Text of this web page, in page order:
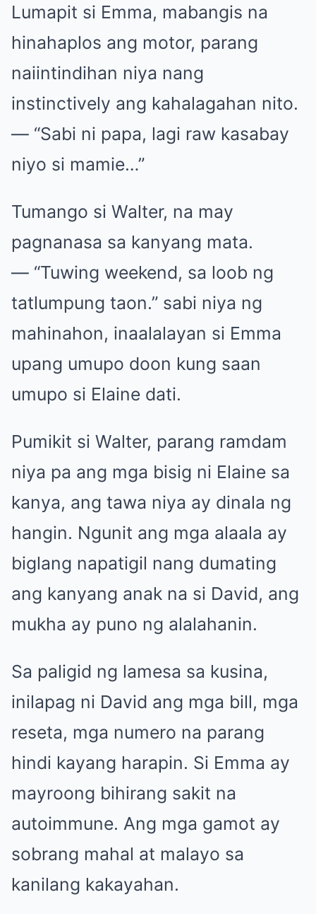
Lumapit si Emma, mabangis na
hinahaplos ang motor, parang
naiintindihan niya nang
instinctively ang kahalagahan nito.
— “Sabi ni papa, lagi raw kasabay
niyo si mamie…”
Tumango si Walter, na may
pagnanasa sa kanyang mata.
— “Tuwing weekend, sa loob ng
tatlumpung taon.” sabi niya ng
mahinahon, inaalalayan si Emma
upang umupo doon kung saan
umupo si Elaine dati.
Pumikit si Walter, parang ramdam
niya pa ang mga bisig ni Elaine sa
kanya, ang tawa niya ay dinala ng
hangin. Ngunit ang mga alaala ay
biglang napatigil nang dumating
ang kanyang anak na si David, ang
mukha ay puno ng alalahanin.
Sa paligid ng lamesa sa kusina,
inilapag ni David ang mga bill, mga
reseta, mga numero na parang
hindi kayang harapin. Si Emma ay
mayroong bihirang sakit na
autoimmune. Ang mga gamot ay
sobrang mahal at malayo sa
kanilang kakayahan.